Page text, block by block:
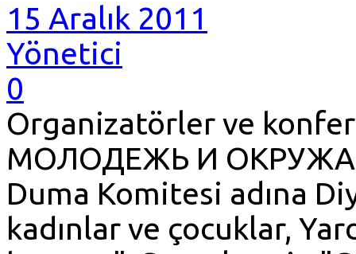
15 Aralık 2011
Yönetici
0
Organizatörler ve
МОЛОДЕЖЬ И
Duma Komitesi adına
kadınlar ve çocuklar,